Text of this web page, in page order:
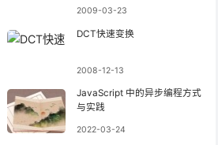
2009-03-23
DCT快速变换
2008-12-13
JavaScript 中的异步编程方式
与实践
2022-03-24